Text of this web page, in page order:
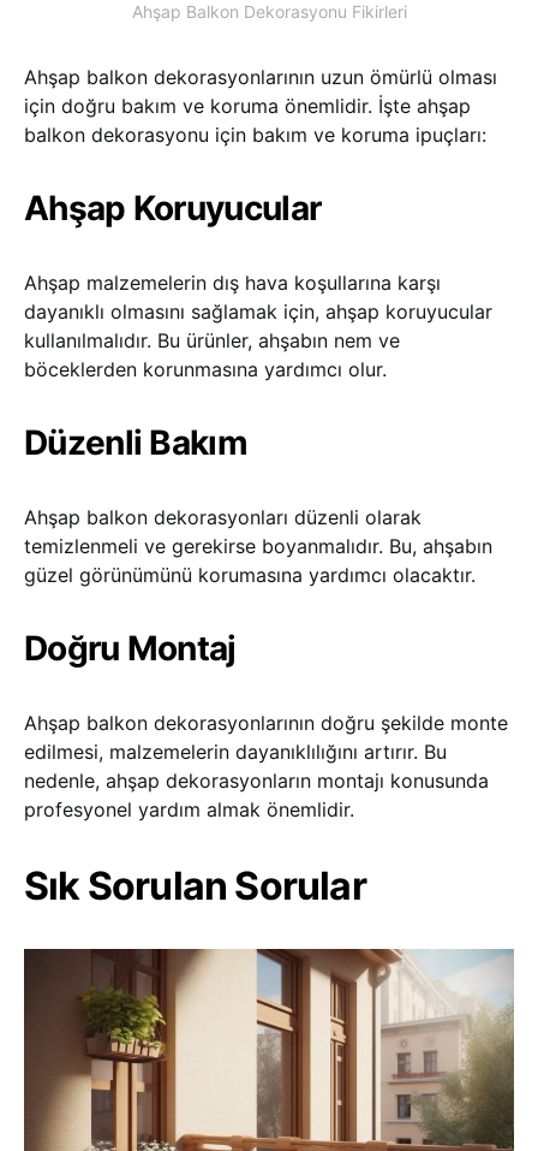
Ahşap Balkon Dekorasyonu Fikirleri
Ahşap balkon dekorasyonlarının uzun ömürlü olması
için doğru bakım ve koruma önemlidir. İşte ahşap
balkon dekorasyonu için bakım ve koruma ipuçları:
Ahşap Koruyucular
Ahşap malzemelerin dış hava koşullarına karşı
dayanıklı olmasını sağlamak için, ahşap koruyucular
kullanılmalıdır. Bu ürünler, ahşabın nem ve
böceklerden korunmasına yardımcı olur.
Düzenli Bakım
Ahşap balkon dekorasyonları düzenli olarak
temizlenmeli ve gerekirse boyanmalıdır. Bu, ahşabın
güzel görünümünü korumasına yardımcı olacaktır.
Doğru Montaj
Ahşap balkon dekorasyonlarının doğru şekilde monte
edilmesi, malzemelerin dayanıklılığını artırır. Bu
nedenle, ahşap dekorasyonların montajı konusunda
profesyonel yardım almak önemlidir.
Sık Sorulan Sorular